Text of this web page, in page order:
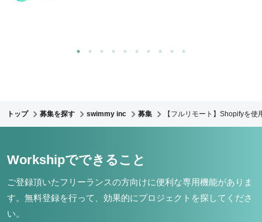
トップ 募集を探す swimmy inc 募集 【フルリモート】Shopifyを
Workshipでできること
ご登録頂いたフリーランスの方向けに便利な専用機能がありま
す。 無料登録を行って、効果的にプロジェクトを探してくださ
い。